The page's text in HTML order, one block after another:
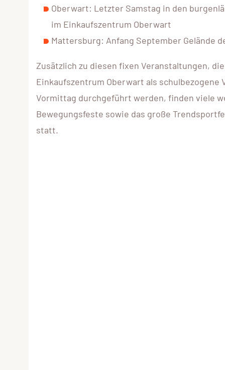
Oberwart: Letzter Samstag in den
im Einkaufszentrum Oberwart
Mattersburg: Anfang September Gelände
Zusätzlich zu diesen fixen Veranstaltungen,
Einkaufszentrum Oberwart als schulbezogene
Vormittag durchgeführt werden, finden viele
Bewegungsfeste sowie das große
statt.